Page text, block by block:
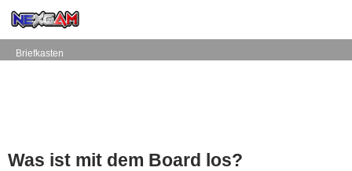
Briefkasten
Was ist mit dem Board los?